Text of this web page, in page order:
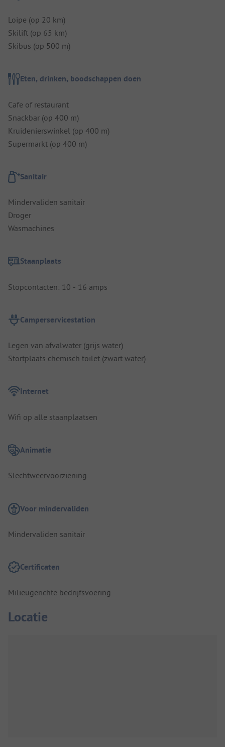
Loipe (op 20 km)
Skilift (op 65 km)
Skibus (op 500 m)
Eten, drinken, boodschappen doen
Cafe of restaurant
Snackbar (op 400 m)
Kruidenierswinkel (op 400 m)
Supermarkt (op 400 m)
Sanitair
Mindervaliden sanitair
Droger
Wasmachines
Staanplaats
Stopcontacten: 10 - 16 amps
Camperservicestation
Legen van afvalwater (grijs water)
Stortplaats chemisch toilet (zwart water)
Internet
Wifi op alle staanplaatsen
Animatie
Slechtweervoorziening
Voor mindervaliden
Mindervaliden sanitair
Certificaten
Milieugerichte bedrijfsvoering
Locatie